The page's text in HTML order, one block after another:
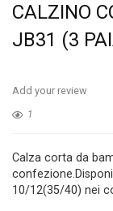
CALZINO
JB31 (3
Add your review
1
Calza corta da
10/12(35/40) nei